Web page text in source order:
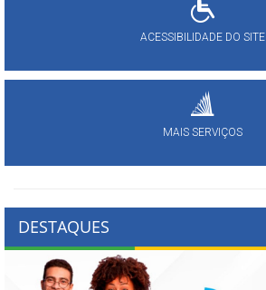
ACESSIBILIDADE DO SITE
MAIS SERVIÇOS
DESTAQUES